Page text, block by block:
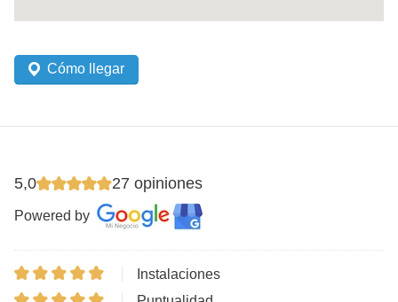
Cómo llegar
5,0 27 opiniones
Powered by
Instalaciones